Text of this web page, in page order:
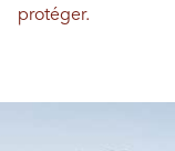
protéger.